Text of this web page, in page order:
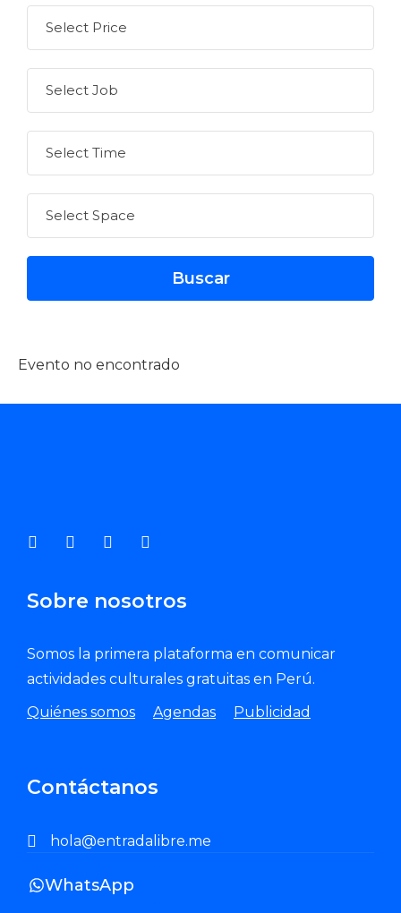
Evento no encontrado
Sobre nosotros
Somos la primera plataforma en comunicar
actividades culturales gratuitas en Perú.
Quiénes somos
Agendas Publicidad
Contáctanos
hola@entradalibre.me
WhatsApp